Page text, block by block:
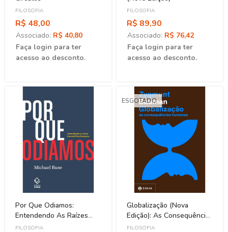
FILOSOFIA
R$ 48,00
Associado: R$ 40,80
Faça login para ter
acesso ao desconto.
Por Que Odiamos:
Entendendo As Raízes
Dos Conflitos Humanos
FILOSOFIA
FILOSOFIA
R$ 89,90
Associado: R$ 76,42
Faça login para ter
acesso ao desconto.
ESGOTADO
Globalização (Nova
Edição): As Consequências
Humana
FILOSOFIA